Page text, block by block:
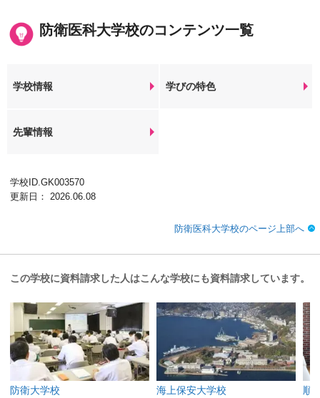
防衛医科大学校のコンテンツ一覧
学校情報 学びの特色
先輩情報
学校ID.GK003570
更新日： 2026.06.08
防衛医科大学校のページ上部へ
この学校に資料請求した人はこんな学校にも資料請求しています。
防衛大学校 海上保安大学校 順